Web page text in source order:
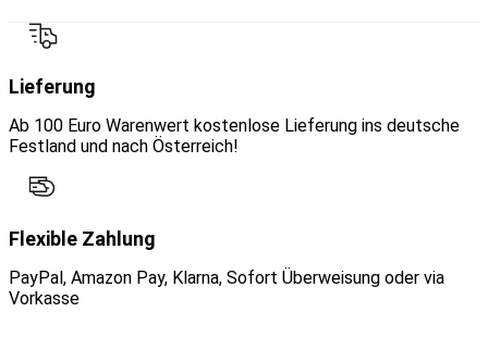
Lieferung
Ab 100 Euro Warenwert kostenlose Lieferung ins deutsche
Festland und nach Österreich!
Flexible Zahlung
PayPal, Amazon Pay, Klarna, Sofort Überweisung oder via
Vorkasse